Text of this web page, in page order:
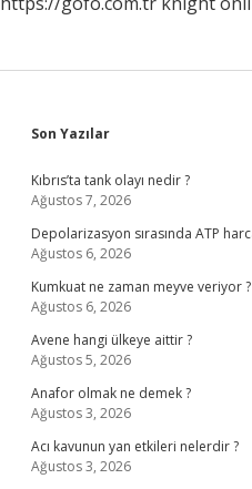
Sidebar
Son Yazılar
Kıbrıs’ta tank olayı nedir ?
Ağustos 7, 2026
Depolarizasyon sırasında ATP
Ağustos 6, 2026
Kumkuat ne zaman meyve veriyor ?
Ağustos 6, 2026
Avene hangi ülkeye aittir ?
Ağustos 5, 2026
Anafor olmak ne demek ?
Ağustos 3, 2026
Acı kavunun yan etkileri nelerdir ?
Ağustos 3, 2026